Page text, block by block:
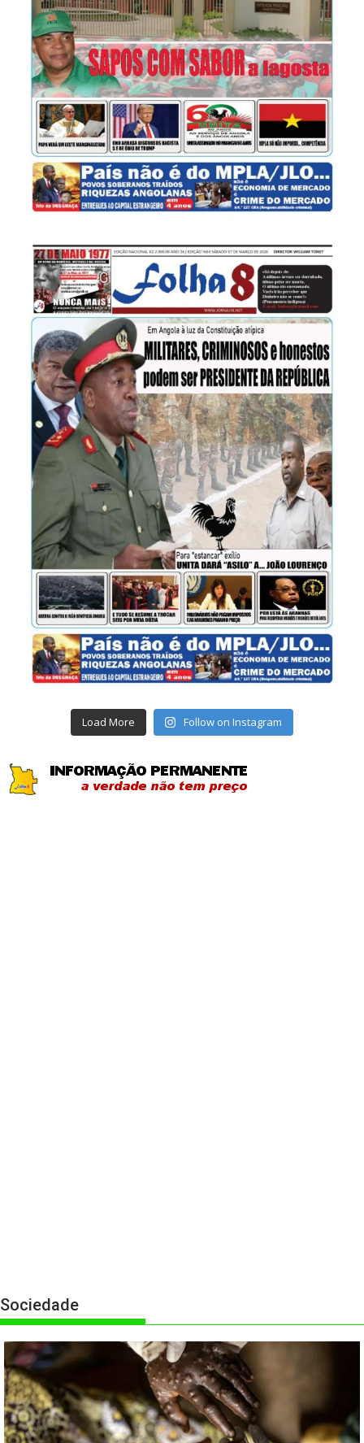
Load More Follow on Instagram
Sociedade